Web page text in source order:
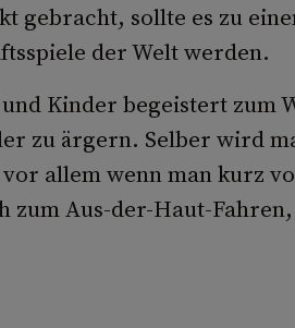
gebracht, sollte es zu
der Welt werden.
Kinder begeistert zum
zu ärgern. Selber wird
allem wenn man kurz
zum Aus-der-Haut-